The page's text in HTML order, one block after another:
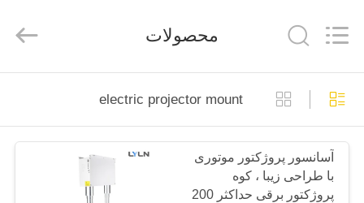
صفحه
اصلی
محصولات
Equipment
Company
محصولات
electric projector mount
آسانسور پروژکتور موتوری
با طراحی زیبا ، کوه
پروژکتور برقی حداکثر 200